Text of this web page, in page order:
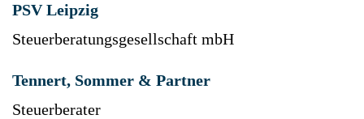
PSV Leipzig
Steuerberatungsgesellschaft mbH
Tennert, Sommer & Partner
Steuerberater